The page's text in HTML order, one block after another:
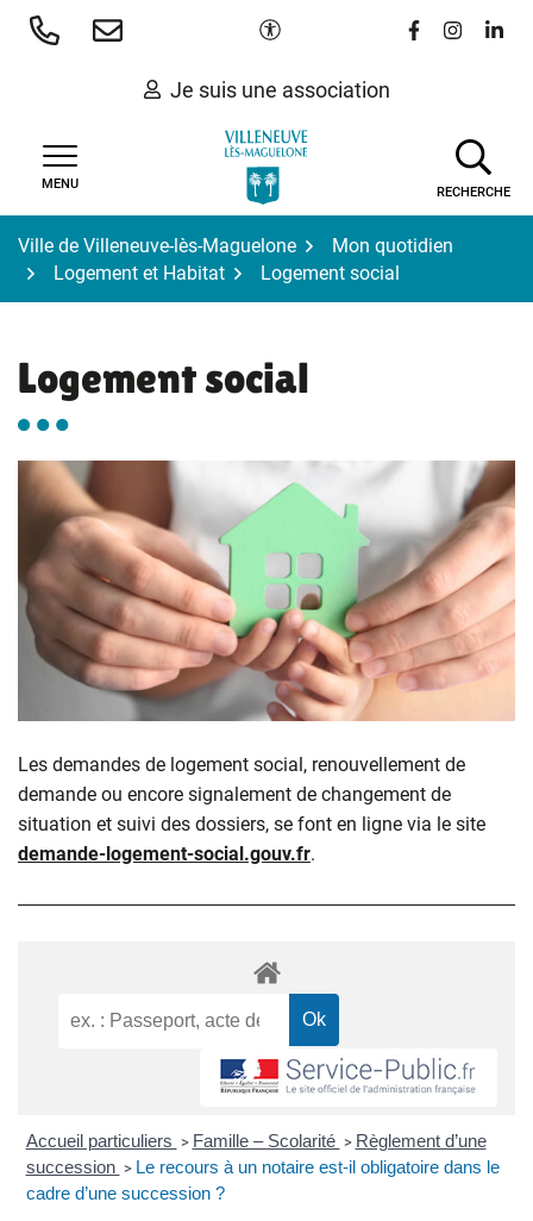
Aller
Paramètres d'accessibilité
Lien vers le
Lien vers
Lien
Je suis une association
MENU
RECHERCHE
Ville de Villeneuve-lès-Maguelone
Mon quotidien
Logement et Habitat
Logement social
Logement social
Les demandes de logement social, renouvellement de
demande ou encore signalement de changement de
situation et suivi des dossiers, se font en ligne via le site
demande-logement-social.gouv.fr.
Accueil particuliers > Famille – Scolarité > Règlement d’une
succession > Le recours à un notaire est-il obligatoire dans le
cadre d’une succession ?